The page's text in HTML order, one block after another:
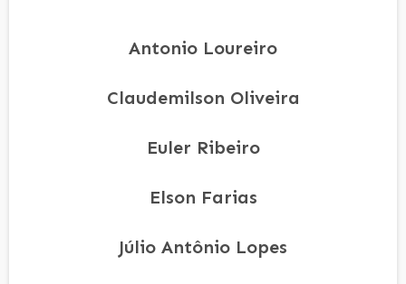
Antonio Loureiro
Claudemilson Oliveira
Euler Ribeiro
Elson Farias
Júlio Antônio Lopes